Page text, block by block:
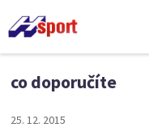
co doporučíte
25. 12. 2015